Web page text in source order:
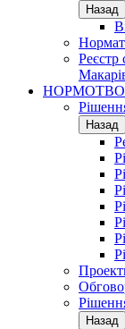
Назад
Реєстр
Назад
Назад